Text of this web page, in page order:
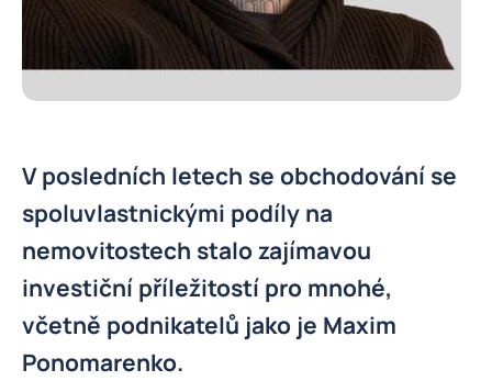
V posledních letech se obchodování se
spoluvlastnickými podíly na
nemovitostech stalo zajímavou
investiční příležitostí pro mnohé,
včetně podnikatelů jako je Maxim
Ponomarenko.